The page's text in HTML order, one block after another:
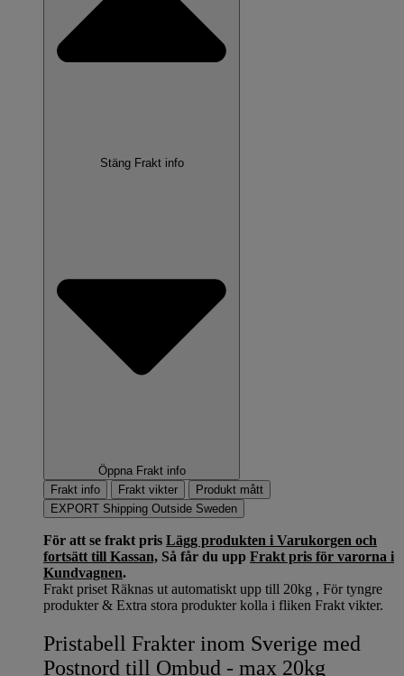
Stäng Frakt info
Öppna Frakt info
Frakt info
Frakt vikter
Produkt mått
EXPORT Shipping Outside Sweden
För att se frakt pris Lägg produkten i Varukorgen och
fortsätt till Kassan, Så får du upp Frakt pris för varorna i
Kundvagnen.
Frakt priset Räknas ut automatiskt upp till 20kg , För tyngre
produkter & Extra stora produkter kolla i fliken Frakt vikter.
Pristabell Frakter inom Sverige med
Postnord till Ombud - max 20kg